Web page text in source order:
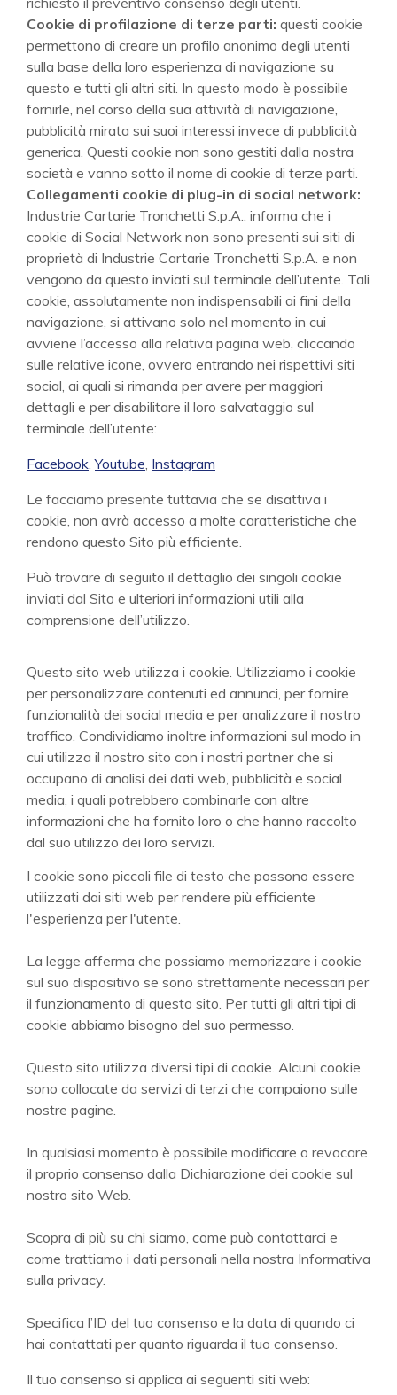
Cookie di profilazione di terze parti: questi cookie
permettono di creare un profilo anonimo degli utenti
sulla base della loro esperienza di navigazione su
questo e tutti gli altri siti. In questo modo è possibile
fornirle, nel corso della sua attività di navigazione,
pubblicità mirata sui suoi interessi invece di pubblicità
generica. Questi cookie non sono gestiti dalla nostra
società e vanno sotto il nome di cookie di terze parti.
Collegamenti cookie di plug-in di social network:
Industrie Cartarie Tronchetti S.p.A., informa che i
cookie di Social Network non sono presenti sui siti di
proprietà di Industrie Cartarie Tronchetti S.p.A. e non
vengono da questo inviati sul terminale dell’utente. Tali
cookie, assolutamente non indispensabili ai fini della
navigazione, si attivano solo nel momento in cui
avviene l’accesso alla relativa pagina web, cliccando
sulle relative icone, ovvero entrando nei rispettivi siti
social, ai quali si rimanda per avere per maggiori
dettagli e per disabilitare il loro salvataggio sul
terminale dell’utente:
Facebook,Youtube, Instagram
Le facciamo presente tuttavia che se disattiva i
cookie, non avrà accesso a molte caratteristiche che
rendono questo Sito più efficiente.
Può trovare di seguito il dettaglio dei singoli cookie
inviati dal Sito e ulteriori informazioni utili alla
comprensione dell’utilizzo.
Questo sito web utilizza i cookie. Utilizziamo i cookie
per personalizzare contenuti ed annunci, per fornire
funzionalità dei social media e per analizzare il nostro
traffico. Condividiamo inoltre informazioni sul modo in
cui utilizza il nostro sito con i nostri partner che si
occupano di analisi dei dati web, pubblicità e social
media, i quali potrebbero combinarle con altre
informazioni che ha fornito loro o che hanno raccolto
dal suo utilizzo dei loro servizi.
I cookie sono piccoli file di testo che possono essere
utilizzati dai siti web per rendere più efficiente
l'esperienza per l'utente.
La legge afferma che possiamo memorizzare i cookie
sul suo dispositivo se sono strettamente necessari per
il funzionamento di questo sito. Per tutti gli altri tipi di
cookie abbiamo bisogno del suo permesso.
Questo sito utilizza diversi tipi di cookie. Alcuni cookie
sono collocate da servizi di terzi che compaiono sulle
nostre pagine.
In qualsiasi momento è possibile modificare o revocare
il proprio consenso dalla Dichiarazione dei cookie sul
nostro sito Web.
Scopra di più su chi siamo, come può contattarci e
come trattiamo i dati personali nella nostra Informativa
sulla privacy.
Specifica l’ID del tuo consenso e la data di quando ci
hai contattati per quanto riguarda il tuo consenso.
Il tuo consenso si applica ai seguenti siti web: